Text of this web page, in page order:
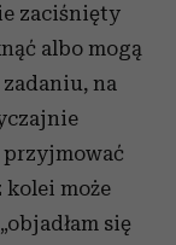
zaciśnięty
albo mogą
na
przyjmować
kolei może
się